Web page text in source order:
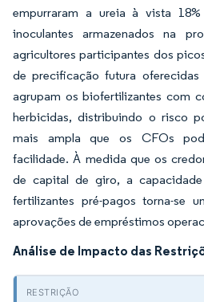
empurraram a ureia à vista
inoculantes armazenados na
agricultores participantes dos
de precificação futura oferecidas
agrupam os biofertilizantes com
herbicidas, distribuindo o risco
mais ampla que os CFOs
facilidade. À medida que os
de capital de giro, a
fertilizantes pré-pagos torna-se
aprovações de empréstimos
Análise de Impacto das